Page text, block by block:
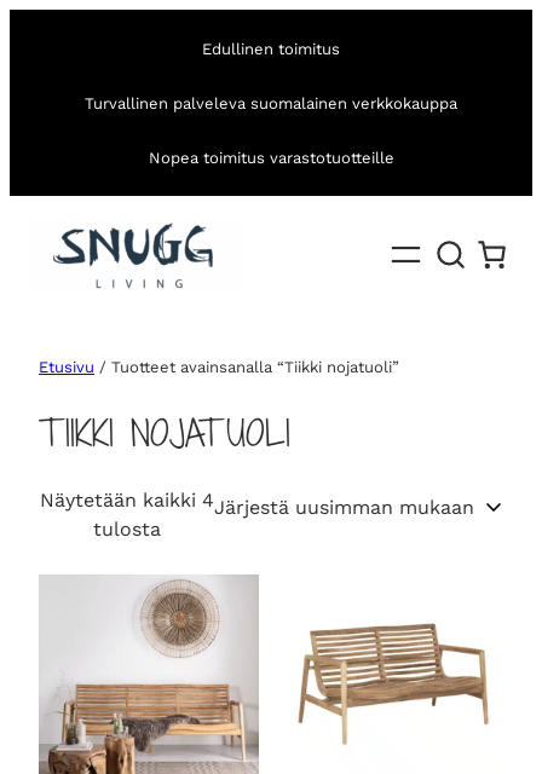
Edullinen toimitus
Turvallinen palveleva suomalainen verkkokauppa
Nopea toimitus varastotuotteille
Etusivu / Tuotteet avainsanalla “Tiikki nojatuoli”
TIIKKI NOJATUOLI
Näytetään kaikki 4
tulostaS
r
t
e
b
y
l